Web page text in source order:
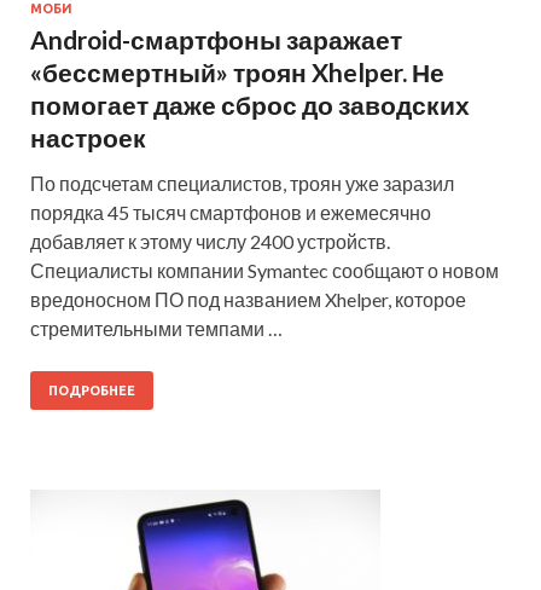
МОБИ
Android-смартфоны заражает
«бессмертный» троян Xhelper. Не
помогает даже сброс до заводских
настроек
По подсчетам специалистов, троян уже заразил
порядка 45 тысяч смартфонов и ежемесячно
добавляет к этому числу 2400 устройств.
Специалисты компании Symantec сообщают о новом
вредоносном ПО под названием Xhelper, которое
стремительными темпами …
ПОДРОБНЕЕ